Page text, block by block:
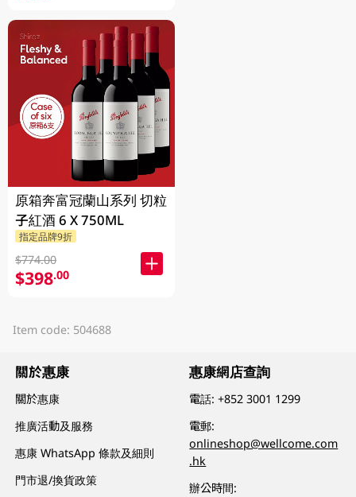
原箱奔富冠蘭山系列 切粒
子紅酒 6 X 750ML
指定品牌9折
$774.00
$398.00
Item code: 504688
關於惠康
關於惠康
推廣活動及服務
惠康 WhatsApp 條款及細則
門市退/換貨政策
惠康網店查詢
電話:+852 3001 1299
電郵:
onlineshop@wellcome.com
.hk
辦公時間: